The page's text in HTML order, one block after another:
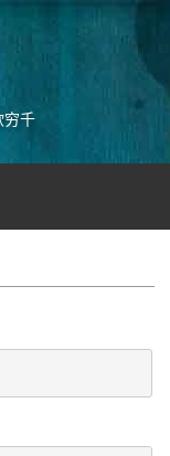
穷千